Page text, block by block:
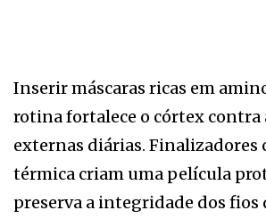
Inserir máscaras ricas em
rotina fortalece o córtex contra
externas diárias. Finalizadores
térmica criam uma película
preserva a integridade dos fios